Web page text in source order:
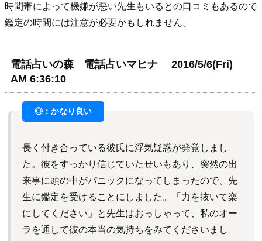
時間帯によって機嫌が悪い先生もいるとの口コミもあるので
鑑定の時間には注意が必要かもしれません。
電話占いの森 電話占いマヒナ 2016/5/6(Fri)
AM 6:36:10
長く付き合っている彼氏に浮気疑惑が発覚しまし
た。彼をすっかり信じていたせいもあり、突然の出
来事に頭の中がパニックになってしまったので、先
生に鑑定を受けることにしました。「力を抜いて楽
にしてください」と先生はおっしゃって、私のオー
ラを通して彼の本当の気持ちをみてくださいまし